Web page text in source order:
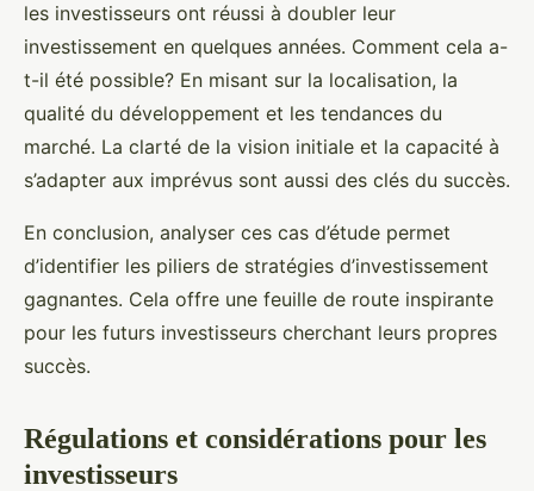
les investisseurs ont réussi à doubler leur
investissement en quelques années. Comment cela a-
t-il été possible? En misant sur la localisation, la
qualité du développement et les tendances du
marché. La clarté de la vision initiale et la capacité à
s’adapter aux imprévus sont aussi des clés du succès.
En conclusion, analyser ces cas d’étude permet
d’identifier les piliers de stratégies d’investissement
gagnantes. Cela offre une feuille de route inspirante
pour les futurs investisseurs cherchant leurs propres
succès.
Régulations et considérations pour les
investisseurs